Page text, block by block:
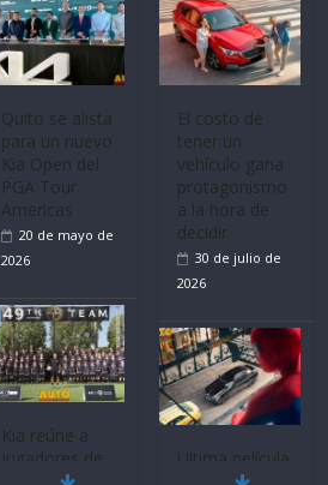
La FEDAK
recibe 12
Sinotruk
Bolden para
cubrir las rutas
de La Vuelta
31 de julio de
Quito se alista
Ultima película
‘Spider‑Man:
Brand New
Day’ pone en
escena a
BMW
29 de julio de
2026
¿Qué puede